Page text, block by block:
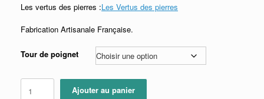
Les vertus des pierres :Les Vertus des pierres
Fabrication Artisanale Française.
Tour de poignet
quantité
Ajouter au panier